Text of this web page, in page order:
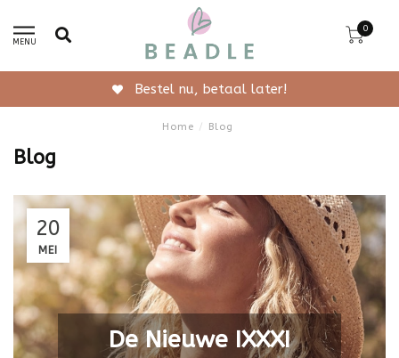
MENU
0
Gratis verzending vanaf 50,-
Home / Blog
Blog
20
MEI
De Nieuwe IXXXI